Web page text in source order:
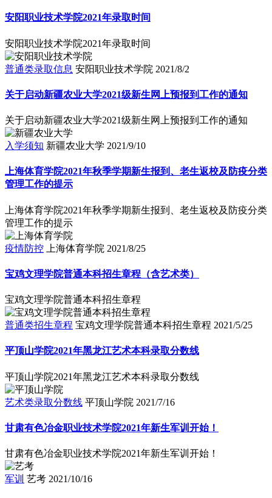
安阳职业技术学院2021年录取时间
安阳职业技术学院2021年录取时间
普通类录取信息 安阳职业技术学院 2021/8/2
关于启动新疆农业大学2021级新生网上预报到工作的通知
关于启动新疆农业大学2021级新生网上预报到工作的通知
入学须知 新疆农业大学 2021/9/10
上海体育学院2021年秋季学期新生报到、老生返校及防疫分类
管理工作的提示
上海体育学院2021年秋季学期新生报到、老生返校及防疫分类
管理工作的提示
疫情防控 上海体育学院 2021/8/25
宝鸡文理学院普通本科招生章程（含艺术类）
宝鸡文理学院普通本科招生章程
普通类招生章程 宝鸡文理学院普通本科招生章程 2021/5/25
平顶山学院2021年黑龙江艺术本科录取分数线
平顶山学院2021年黑龙江艺术本科录取分数线
艺术类录取分数线 平顶山学院 2021/7/16
甘肃有色冶金职业技术学院2021年新生军训开始！
甘肃有色冶金职业技术学院2021年新生军训开始！
军训 艺考 2021/10/16